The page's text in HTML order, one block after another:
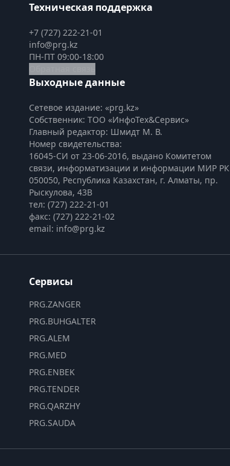
Техническая поддержка
+7 (727) 222-21-01
info@prg.kz
ПН-ПТ 09:00-18:00
Выходные данные
Сетевое издание: «prg.kz»
Собственник: ТОО «ИнфоТех&Сервис»
Главный редактор: Шмидт М. В.
Номер свидетельства:
16045-СИ от 23-06-2016, выдано Комитетом
связи, информатизации и информации МИР РК
050050, Республика Казахстан, г. Алматы, пр.
Рыскулова, 43В
тел: (727) 222-21-01
факс: (727) 222-21-02
email: info@prg.kz
Сервисы
PRG.ZANGER
PRG.BUHGALTER
PRG.ALEM
PRG.MED
PRG.ENBEK
PRG.TENDER
PRG.QARZHY
PRG.SAUDA